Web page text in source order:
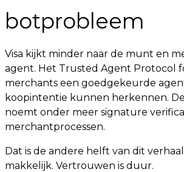
botprobleem
Visa kijkt minder naar de munt en
agent. Het Trusted Agent Protocol
merchants een goedgekeurde
koopintentie kunnen herkennen.
noemt onder meer signature
merchantprocessen.
Dat is de andere helft van dit
makkelijk. Vertrouwen is duur.